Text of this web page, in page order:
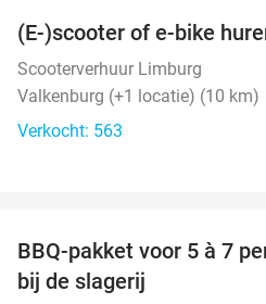
(E-)scooter of e-bike
Scooterverhuur Limburg
Valkenburg (+1 locatie) (10 km)
Verkocht: 563
BBQ-pakket voor 5 à 7
bij de slagerij